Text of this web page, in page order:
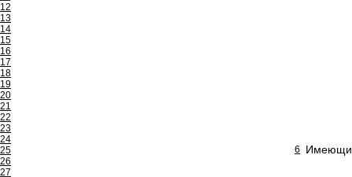
12
13
14
15
16
17
18
19
20
21
22
23
24
25
26
27
6